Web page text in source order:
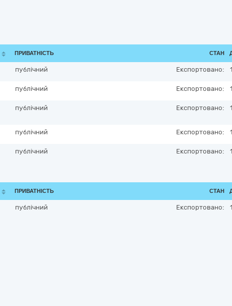
ПРИВАТНІСТЬ СТАН
публічний Експортовано:
публічний Експортовано:
публічний Експортовано:
публічний Експортовано:
публічний Експортовано:
ПРИВАТНІСТЬ СТАН
публічний Експортовано: